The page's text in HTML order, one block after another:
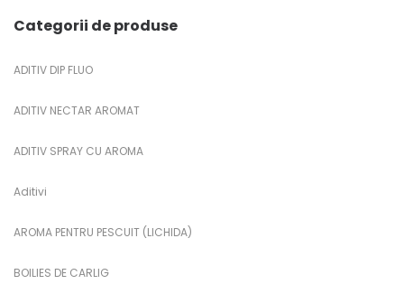
Categorii de produse
ADITIV DIP FLUO
ADITIV NECTAR AROMAT
ADITIV SPRAY CU AROMA
Aditivi
AROMA PENTRU PESCUIT (LICHIDA)
BOILIES DE CARLIG